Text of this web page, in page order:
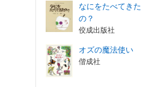
なにをたべてきた
の？
佼成出版社
オズの魔法使い
偕成社